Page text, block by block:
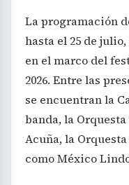
La programación
hasta el 25 de
en el marco del
2026. Entre las
se encuentran la
banda, la
Acuña, la
como México